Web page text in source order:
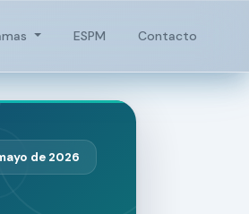
ESPM Contacto
de 2026